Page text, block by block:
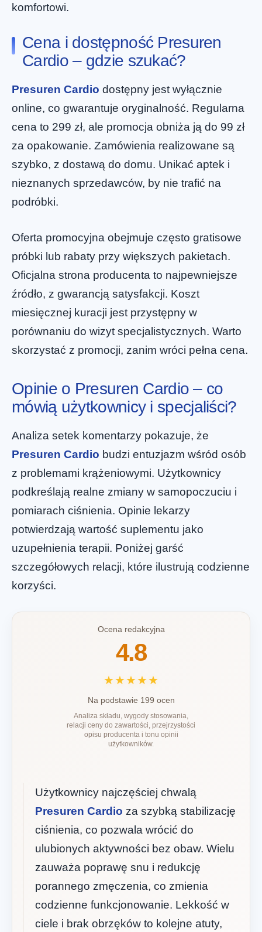
komfortowi.
Cena i dostępność Presuren
Cardio – gdzie szukać?
Presuren Cardio dostępny jest wyłącznie
online, co gwarantuje oryginalność. Regularna
cena to 299 zł, ale promocja obniża ją do 99 zł
za opakowanie. Zamówienia realizowane są
szybko, z dostawą do domu. Unikać aptek i
nieznanych sprzedawców, by nie trafić na
podróbki.
Oferta promocyjna obejmuje często gratisowe
próbki lub rabaty przy większych pakietach.
Oficjalna strona producenta to najpewniejsze
źródło, z gwarancją satysfakcji. Koszt
miesięcznej kuracji jest przystępny w
porównaniu do wizyt specjalistycznych. Warto
skorzystać z promocji, zanim wróci pełna cena.
Opinie o Presuren Cardio – co
mówią użytkownicy i specjaliści?
Analiza setek komentarzy pokazuje, że
Presuren Cardio budzi entuzjazm wśród osób
z problemami krążeniowymi. Użytkownicy
podkreślają realne zmiany w samopoczuciu i
pomiarach ciśnienia. Opinie lekarzy
potwierdzają wartość suplementu jako
uzupełnienia terapii. Poniżej garść
szczegółowych relacji, które ilustrują codzienne
korzyści.
Ocena redakcyjna
4.8
★★★★★
Na podstawie 199 ocen
Analiza składu, wygody stosowania,
relacji ceny do zawartości, przejrzystości
opisu producenta i tonu opinii
użytkowników.
Użytkownicy najczęściej chwalą
Presuren Cardio za szybką stabilizację
ciśnienia, co pozwala wrócić do
ulubionych aktywności bez obaw. Wielu
zauważa poprawę snu i redukcję
porannego zmęczenia, co zmienia
codzienne funkcjonowanie. Lekkość w
ciele i brak obrzęków to kolejne atuty,